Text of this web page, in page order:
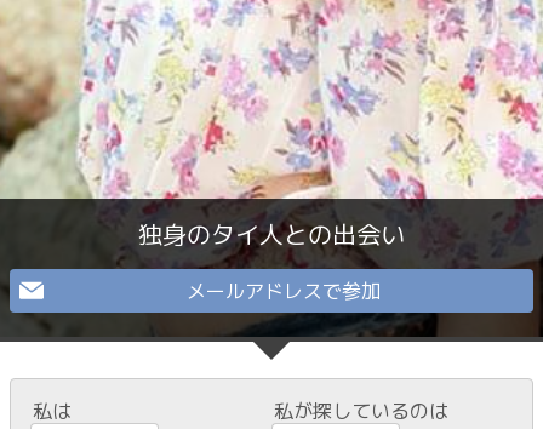
独身のタイ人との出会い
メールアドレスで参加
私は 私が探しているのは